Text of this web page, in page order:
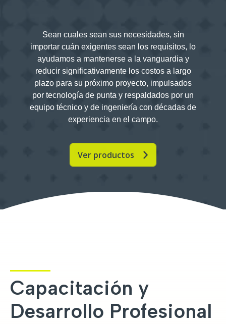
Sean cuales sean sus necesidades, sin
importar cuán exigentes sean los requisitos, lo
ayudamos a mantenerse a la vanguardia y
reducir significativamente los costos a largo
plazo para su próximo proyecto, impulsados
por tecnología de punta y respaldados por un
equipo técnico y de ingeniería con décadas de
experiencia en el campo.
Ver productos
Capacitación y
Desarrollo Profesional